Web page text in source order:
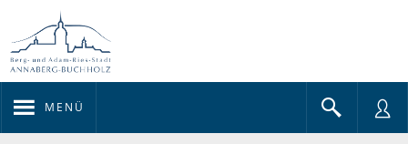
MENÜ